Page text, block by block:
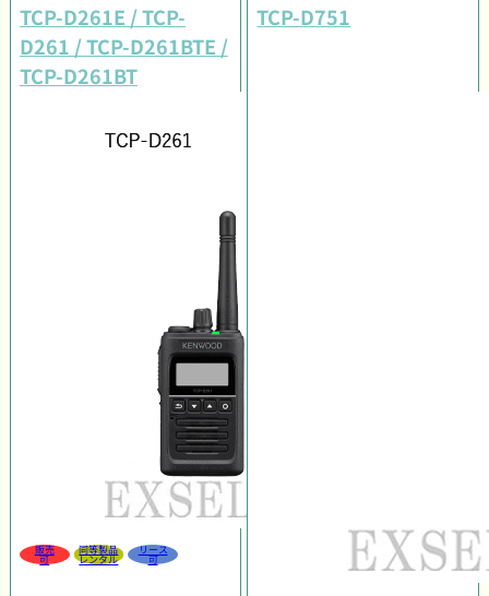
TCP-D261E / TCP-
D261 / TCP-D261BTE /
TCP-D261BT
販売
可
同等製品
レンタル
リース
可
TCP-D751